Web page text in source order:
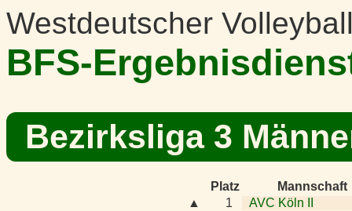
Westdeutscher
BFS-
Bezirksliga 3
Platz
Mannschaft
▲
1
AVC Köln II